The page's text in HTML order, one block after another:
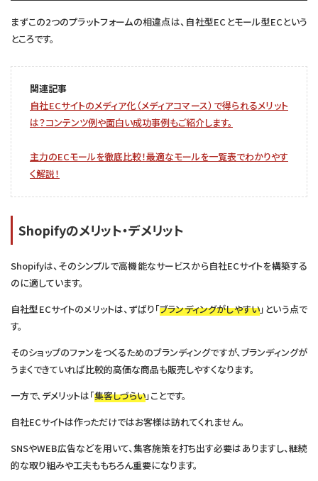
まずこの2つのプラットフォームの相違点は、自社型ECとモール型ECという
ところです。
関連記事
自社ECサイトのメディア化（メディアコマース）で得られるメリット
は？コンテンツ例や面白い成功事例もご紹介します。
主力のECモールを徹底比較！最適なモールを一覧表でわかりやす
く解説！
Shopifyのメリット・デメリット
Shopifyは、そのシンプルで高機能なサービスから自社ECサイトを構築する
のに適しています。
自社型ECサイトのメリットは、ずばり「ブランディングがしやすい」という点で
す。
そのショップのファンをつくるためのブランディングですが、ブランディングが
うまくできていれば比較的高価な商品も販売しやすくなります。
一方で、デメリットは「集客しづらい」ことです。
自社ECサイトは作っただけではお客様は訪れてくれません。
SNSやWEB広告などを用いて、集客施策を打ち出す必要はありますし、継続
的な取り組みや工夫ももちろん重要になります。